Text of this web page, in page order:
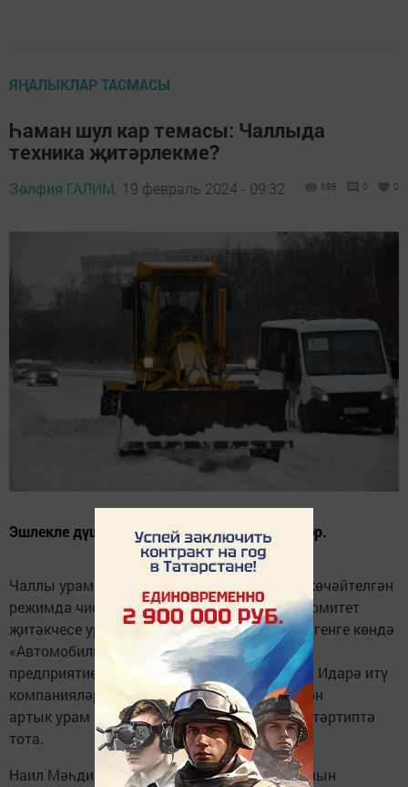
ЯҢАЛЫКЛАР ТАСМАСЫ
Һаман шул кар темасы: Чаллыда
техника җитәрлекме?
Зөлфия ГАЛИМ, 19 февраль 2024 - 09:32 698 0 0
Эшлекле дүшәмбе киңәшмәсендә сөйләделәр.
Чаллы урамнары һәм ишегаллары кардан көчәйтелгән
режимда чистартыла. Бу хакта башкарма комитет
җитәкчесе урынбасары Илья Зуев әйтте. Бүгенге көндә
«Автомобиль юллары» муниципаль унитар
предприятиесенең 350-370 техникасы эшли. Идарә итү
компанияләренең 110 техникасы һәм меңнән
артык урам җыештыручысы ишегалларын тәртиптә
тота.
Наил Мәһдиев атна дәвамында техника санын